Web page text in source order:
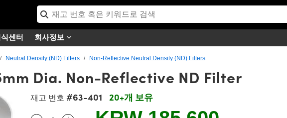
센터 회사정보
Neutral Density (ND) Filters Non-Reflective Neutral Density (ND) Filters
Dia. Non-Reflective ND Filter
재고 번호 #63-401 20+개 보유